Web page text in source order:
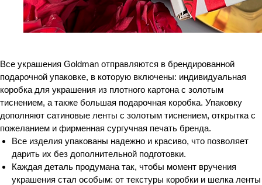
Все украшения Goldman отправляются в брендированной
подарочной упаковке, в которую включены: индивидуальная
коробка для украшения из плотного картона с золотым
тиснением, а также большая подарочная коробка. Упаковку
дополняют сатиновые ленты с золотым тиснением, открытка с
пожеланием и фирменная сургучная печать бренда.
Все изделия упакованы надежно и красиво, что позволяет
дарить их без дополнительной подготовки.
Каждая деталь продумана так, чтобы момент вручения
украшения стал особым: от текстуры коробки и шелка ленты